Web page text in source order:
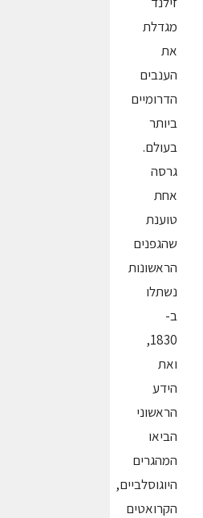
מגדלת
את
הענבים
הדרומיים
ביותר
בעולם.
גרסה
אחת
טוענת
שהגפנים
הראשונות
נשתלו
ב-
1830,
ואת
הידע
הראשוני
הביאו
המהגרים
היוגוסלביים,
הקרואטים